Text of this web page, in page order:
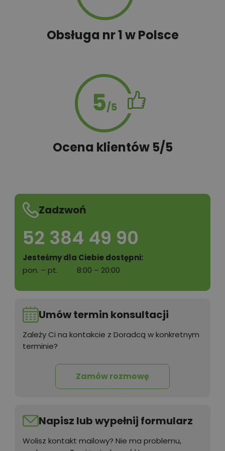
Tablica informacyjna
Wentylacja mechaniczna
Obsługa nr 1 w Polsce
Ocena klientów 5/5
Zadzwoń
52 384 49 90
Jesteśmy dla Ciebie dostępni:
pon. – pt.
8:00 – 20:00
Umów termin konsultacji
Zależy Ci na kontakcie z Doradcą w konkretnym
terminie?
Zamów rozmowę
Napisz lub wypełnij formularz
Wolisz kontakt mailowy? Nie ma problemu,